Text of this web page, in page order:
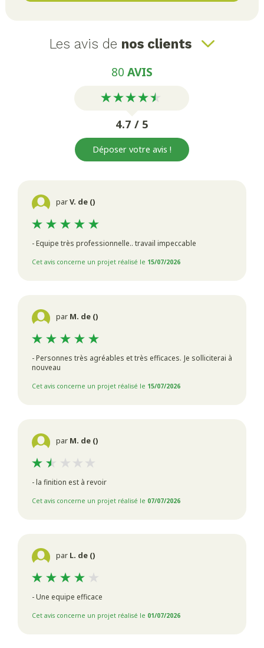
Les avis de nos clients
80 AVIS
4.7 / 5
Déposer votre avis !
parV. de ()
- Equipe très professionnelle.. travail impeccable
Cet avis concerne un projet réalisé le 15/07/2026
par M. de ()
- Personnes très agréables et très efficaces. Je solliciterai à
nouveau
Cet avis concerne un projet réalisé le 15/07/2026
par M. de ()
- la finition est à revoir
Cet avis concerne un projet réalisé le 07/07/2026
par L. de ()
- Une equipe efficace
Cet avis concerne un projet réalisé le 01/07/2026